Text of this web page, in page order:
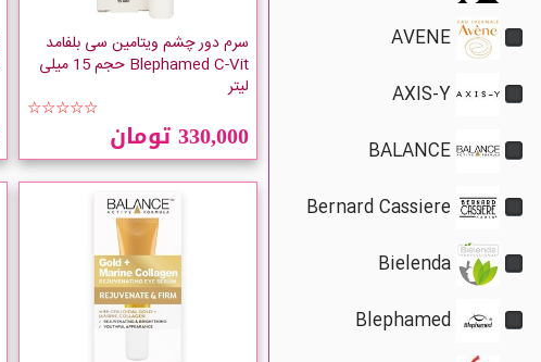
AVENE
AXIS-Y
BALANCE
Bernard Cassiere
Bielenda
Blephamed
سرم دور چشم ویتامین سی بلفامد
Blephamed C-Vit حجم 15 میلی
لیتر
☆☆☆☆☆
330,000 تومان